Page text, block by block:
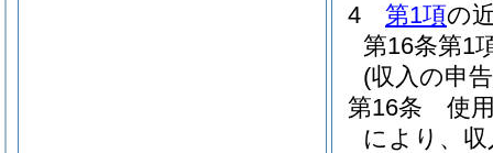
4
第1項の
第16条第1
(収入の申
第16条
使
により、